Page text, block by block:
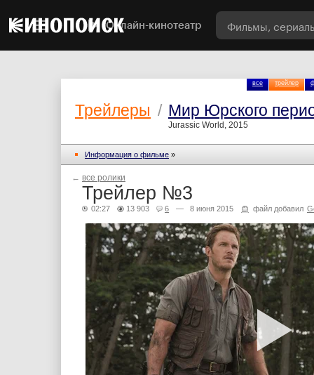
Онлайн-кинотеатр
все трейлер
Трейлеры / Мир Юрского
Jurassic World, 2015
Информация о фильме »
← все ролики
Трейлер №3
02:27 13 903 6 — 8 июня 2015 файл добавил